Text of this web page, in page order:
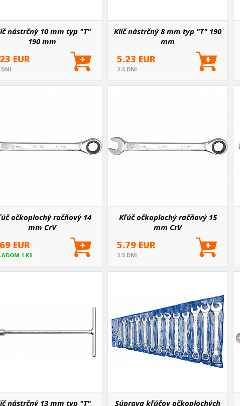
nástrčný 10 mm typ "T"
190 mm
EUR
DNI
Klíč nástrčný 8 mm typ "T" 190
mm
5.23 EUR
2-5 DNI
očkoplochý račňový 14
mm CrV
EUR
1 KS
Kľúč očkoplochý račňový 15
mm CrV
5.79 EUR
2-5 DNI
nástrčný 13 mm typ "T" Súprava kľúčov očkoplochých